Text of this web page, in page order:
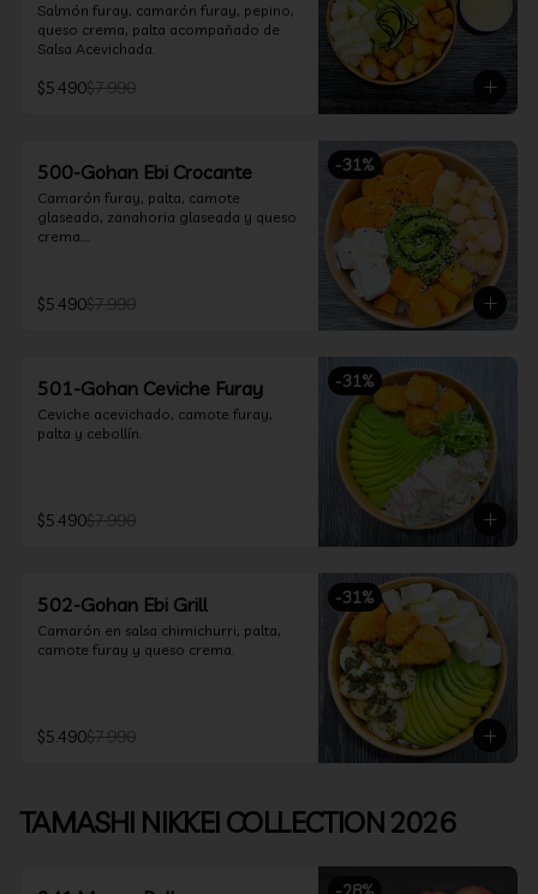
Salmón furay, camarón furay, pepino,
queso crema, palta acompañado de
Salsa Acevichada.
$5.490$7.990
-31%
500-Gohan Ebi Crocante
Camarón furay, palta, camote
glaseado, zanahoria glaseada y queso
crema.
$5.490$7.990
-31%
501-Gohan Ceviche Furay
Ceviche acevichado, camote furay,
palta y cebollín.
$5.490$7.990
-31%
502-Gohan Ebi Grill
Camarón en salsa chimichurri, palta,
camote furay y queso crema.
$5.490$7.990
TAMASHI NIKKEI COLLECTION 2026